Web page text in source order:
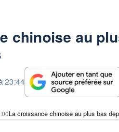
chinoise au
23:44
La croissance chinoise au plus bas